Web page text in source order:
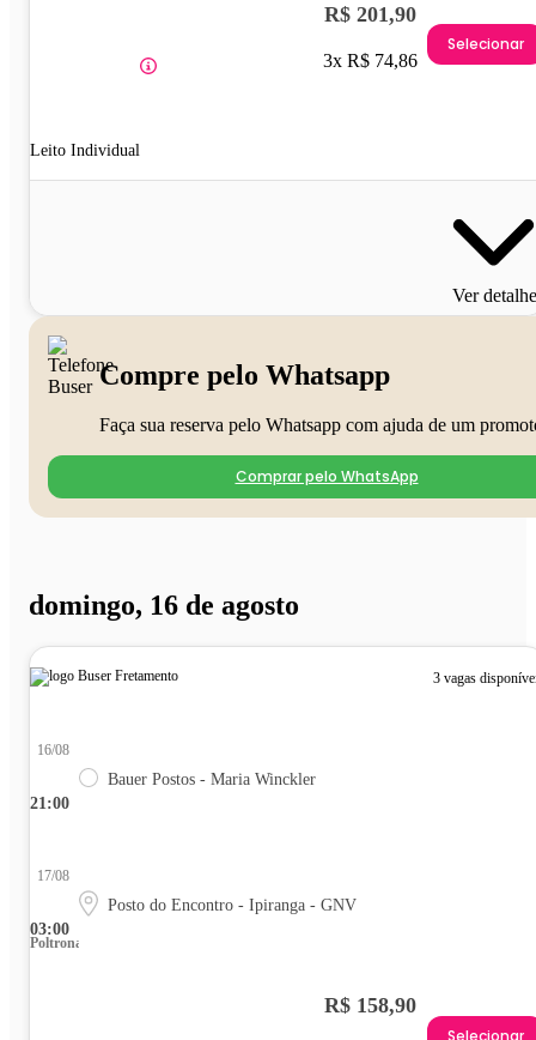
Leito Individual
R$ 201,90
3x R$ 74,86
Selecionar
Ver
Compre pelo Whatsapp
Faça sua reserva pelo Whatsapp com ajuda de um
Comprar pelo WhatsApp
domingo, 16 de agosto
3 vagas
21:00
16/08
Bauer Postos - Maria Winckler
03:00
17/08
Posto do Encontro - Ipiranga - GNV
Poltrona
R$ 158,90
Selecionar